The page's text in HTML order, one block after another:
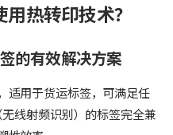
热转印技术？
的有效解决方案
适用于货运标签，可满足任
线射频识别）的标签完全兼